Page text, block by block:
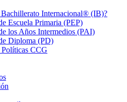
Bachillerato Internacional® (IB)?
Escuela Primaria (PEP)
los Años Intermedios (PAI)
Diploma (PD)
CCG